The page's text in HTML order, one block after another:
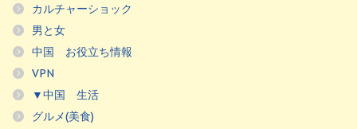
カルチャーショック
男と女
中国 お役立ち情報
VPN
▼中国 生活
グルメ(美食)